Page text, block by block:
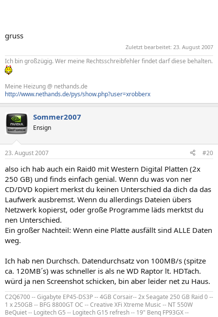
gruss
Zuletzt bearbeitet: 23. August 2007
Ich bin großzügig. Wer meine Rechtsschreibfehler findet darf diese behalten.
Meine Heizung @ nethands.de
http://www.nethands.de/pys/show.php?user=xrobberx
Sommer2007
Ensign
23. August 2007 #20
also ich hab auch ein Raid0 mit Western Digital Platten (2x
250 GB) und finds einfach genial. Wenn du was von ner
CD/DVD kopiert merkst du keinen Unterschied da dich da das
Laufwerk ausbremst. Wenn du allerdings Dateien übers
Netzwerk kopierst, oder große Programme läds merktst du
nen Unterschied.
Ein großer Nachteil: Wenn eine Platte ausfällt sind ALLE Daten
weg.
Ich hab nen Durchsch. Datendurchsatz von 100MB/s (spitze
ca. 120MB´s) was schneller is als ne WD Raptor lt. HDTach.
würd ja nen Screenshot schicken, bin aber leider net zu Haus.
C2Q6700 -- Gigabyte EP45-DS3P -- 4GB Corsair-- 2x Seagate 250 GB Raid 0 --
1 x 250GB -- BFG 8800GT OC -- Creative XFi Xtreme Music -- NT 550W
BeQuiet -- Logitech G5 -- Logitech G15 refresh -- 19" Benq FP93GX --